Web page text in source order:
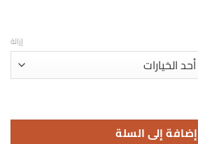
إزالة
ملكية بنقشات
إضافة إلى السلة